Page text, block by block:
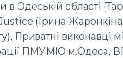
в Одеській області
(Ірина
Приватні виконавці
ПМУМЮ м.Одеса,